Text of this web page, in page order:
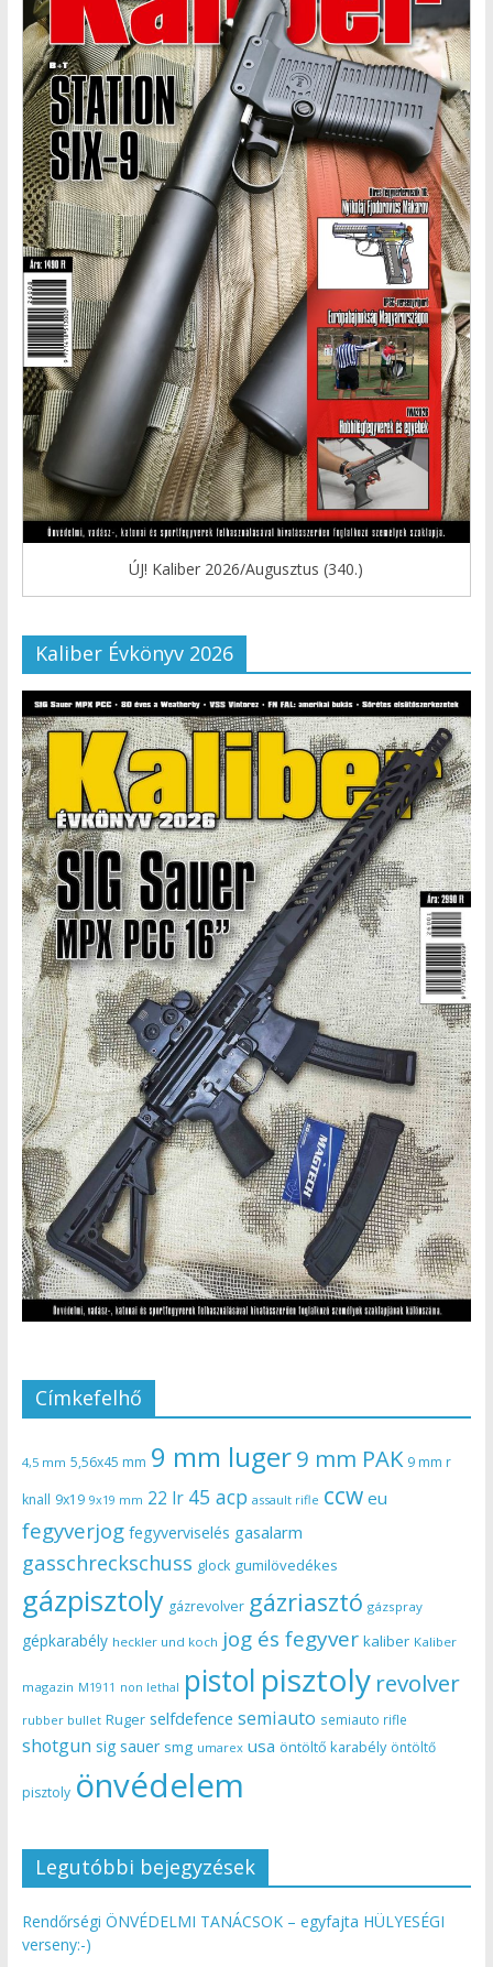
ÚJ! Kaliber 2026/Augusztus (340.)
Kaliber Évkönyv 2026
Címkefelhő
4,5 mm 5,56x45 mm 9 mm luger9 mm PAK 9 mm r
knall 9x19 9x19 mm 22 lr 45 acp assault rifle ccw eu
fegyverjog fegyverviselés gasalarm
gasschreckschuss glock gumilövedékes
gázpisztoly gázrevolver gázriasztó gázspray
gépkarabély heckler und koch jog és fegyver kaliber Kaliber
magazin M1911 non lethal pistol pisztoly revolver
rubber bullet Ruger selfdefence semiauto semiauto rifle
shotgun sig sauer smg umarex usa öntöltő karabély öntöltő
pisztoly önvédelem
Legutóbbi bejegyzések
Rendőrségi ÖNVÉDELMI TANÁCSOK – egyfajta HÜLYESÉGI
verseny:-)